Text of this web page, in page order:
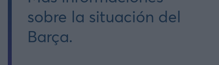
sobre la situación del
Barça.